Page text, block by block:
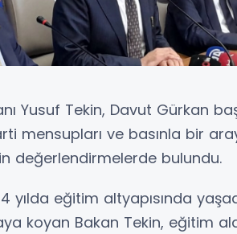
Yusuf Tekin, Davut Gürkan
mensupları ve basınla bir
değerlendirmelerde bulundu.
yılda eğitim altyapısında
koyan Bakan Tekin, eğitim